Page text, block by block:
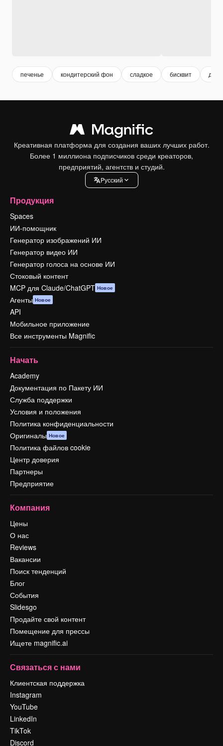
печенье кондитерский фон сладкое бисквит
Креативная платформа для создания ваших лучших работ.
Более 1 миллиона подписчиков среди креаторов,
предприятий, агентств и студий.
Pусский
Продукция
Spaces
ИИ-помощник
Генератор изображений ИИ
Генератор видео ИИ
Генератор голоса на основе ИИ
Стоковый контент
MCP для Claude/ChatGPT Новое
Агенты Новое
API
Мобильное приложение
Все инструменты Magnific
Начать
Academy
Документация по Пакету ИИ
Служба поддержки
Условия и положения
Политика конфиденциальности
Оригиналы Новое
Политика файлов cookie
Центр доверия
Партнеры
Предприятие
Компания
Цены
О нас
Reviews
Вакансии
Поиск тенденций
Блог
События
Slidesgo
Продайте свой контент
Помещение для прессы
Ищете magnific.ai
Связаться с нами
Клиентская поддержка
Instagram
YouTube
LinkedIn
TikTok
Discord